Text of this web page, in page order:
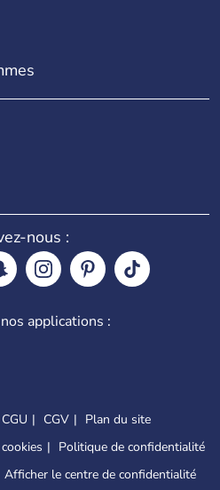
nous :
applications :
CGU CGV
Plan du site
Politique de confidentialité
Afficher le centre de confidentialité